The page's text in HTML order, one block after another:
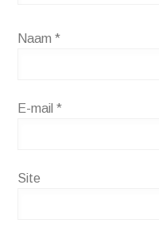
Naam*
E-mail*
Site